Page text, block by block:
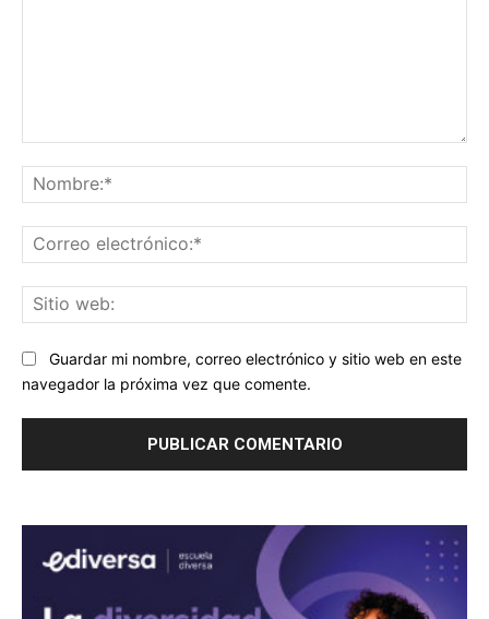
Guardar mi nombre, correo electrónico y sitio web en este
navegador la próxima vez que comente.